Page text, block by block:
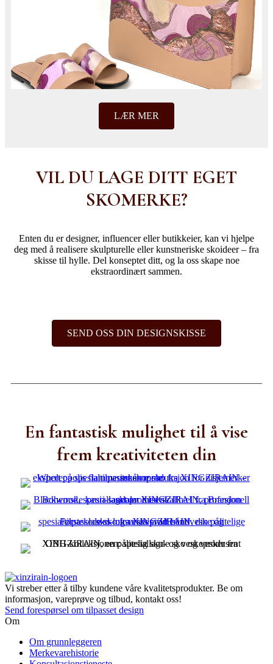
LÆR MER
VIL DU LAGE DITT EGET
SKOMERKE?
Enten du er designer, influencer eller butikkeier, kan vi hjelpe
deg med å realisere skulpturelle eller kunstneriske skoideer – fra
skisse til hylle. Del konseptet ditt, og la oss skape noe
ekstraordinært sammen.
SEND OSS DIN DESIGNSKISSE
En fantastisk mulighet til å vise
frem kreativiteten din
Vi streber etter å tilby kundene våre kvalitetsprodukter. Be om
informasjon, vareprøve og tilbud, kontakt oss!
Send forespørsel om tilpasset design
Om
Om grunnleggeren
Merkevarehistorie